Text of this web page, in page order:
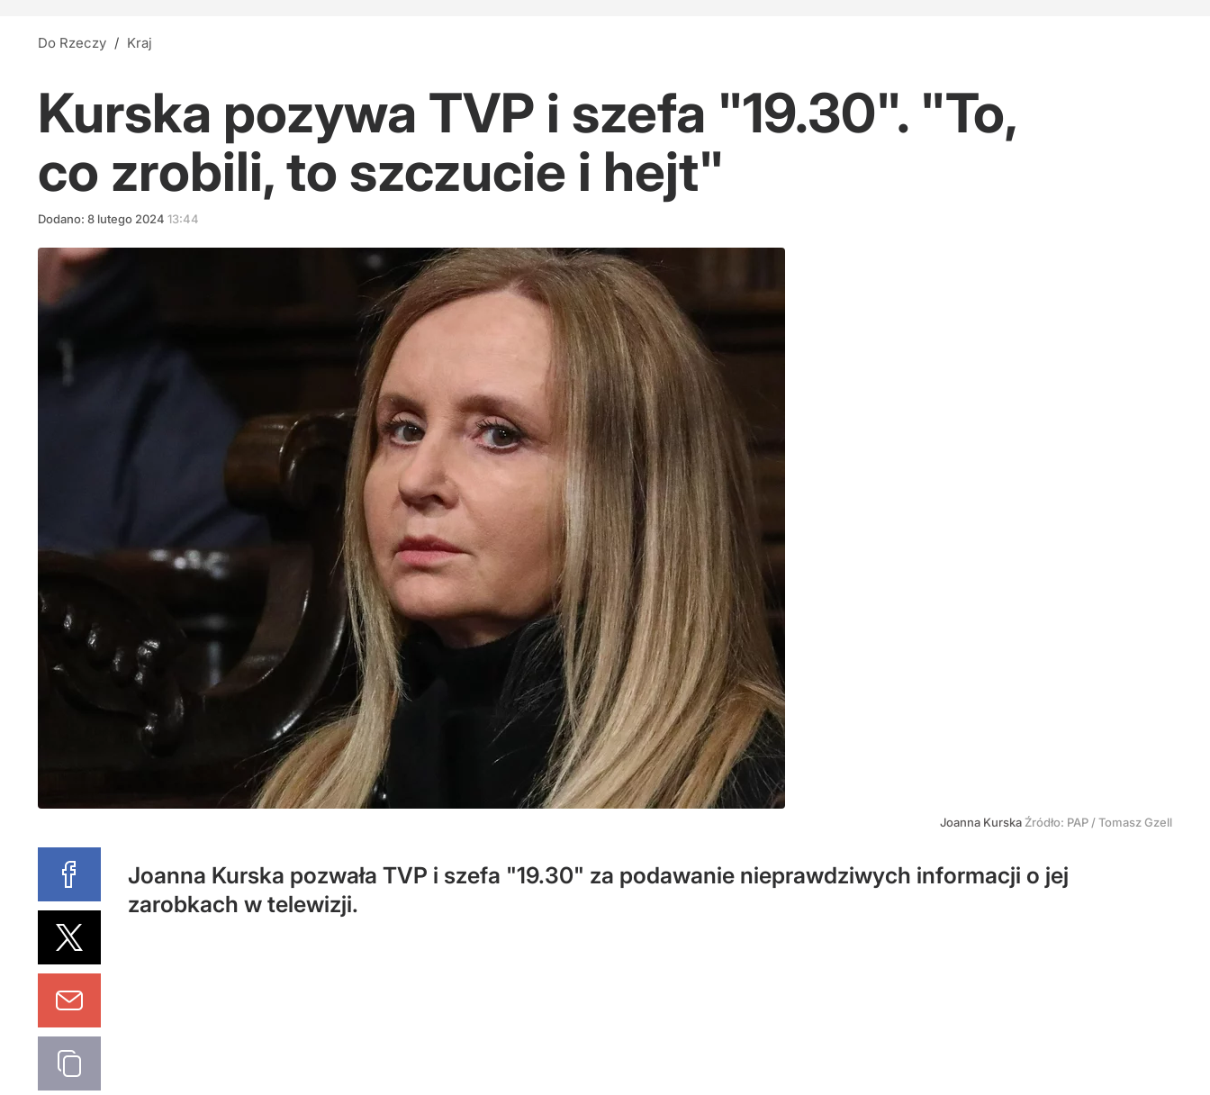
Do Rzeczy / Kraj
Kurska pozywa TVP i szefa "19.30". "To,
co zrobili, to szczucie i hejt"
Dodano: 8 lutego 2024 13:44
Joanna Kurska Źródło: PAP /Tomasz Gzell
Joanna Kurska pozwała TVP i szefa "19.30" za podawanie nieprawdziwych informacji o jej
zarobkach w telewizji.